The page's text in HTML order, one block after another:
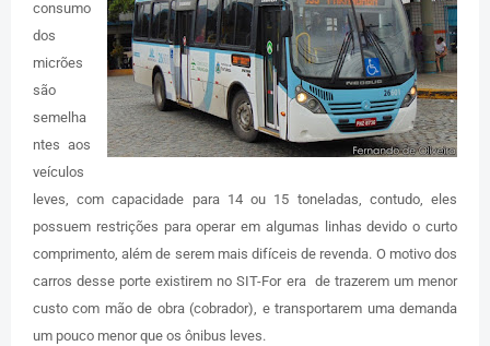
consumo
dos
micrões
são
semelha
ntes aos
veículos
leves, com capacidade para 14 ou 15 toneladas, contudo, eles
possuem restrições para operar em algumas linhas devido o curto
comprimento, além de serem mais difíceis de revenda. O motivo dos
carros desse porte existirem no SIT-For era de trazerem um menor
custo com mão de obra (cobrador), e transportarem uma demanda
um pouco menor que os ônibus leves.